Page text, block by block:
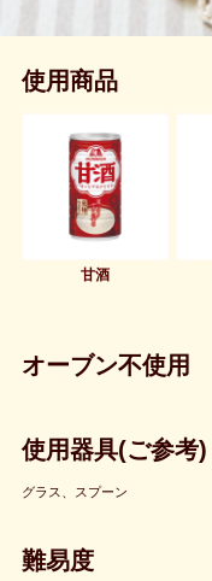
使用商品
甘酒
オーブン不使用
使用器具(ご参考)
グラス、スプーン
難易度